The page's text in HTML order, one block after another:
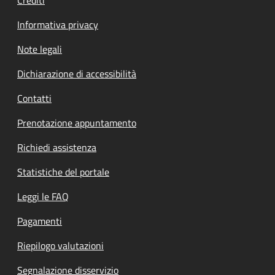
Informativa privacy
Note legali
Dichiarazione di accessibilità
Contatti
Prenotazione appuntamento
Richiedi assistenza
Statistiche del portale
Leggi le FAQ
Pagamenti
Riepilogo valutazioni
Segnalazione disservizio